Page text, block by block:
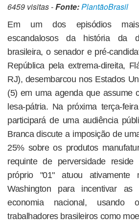
6459 visitas -Fonte: PlantãoBrasil
Em um dos episódios
escandalosos da história da
brasileira, o senador e pré-
República pela extrema-direita,
RJ), desembarcou nos Estados
(5) em uma agenda que assume
lesa-pátria. Na próxima terça-
participará de uma audiência
Branca discute a imposição de
25% sobre os produtos
requinte de perversidade
próprio "01" atuou ativamente
Washington para incentivar
economia nacional, usando
trabalhadores brasileiros como